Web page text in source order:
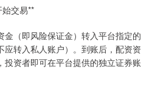
交易**
（即风险保证金）转入平台指定的
转入私人账户）。到账后，配资资
资者即可在平台提供的独立证券账